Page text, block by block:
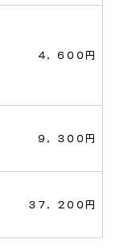
４，６００円
９，３００円
３７，２００円